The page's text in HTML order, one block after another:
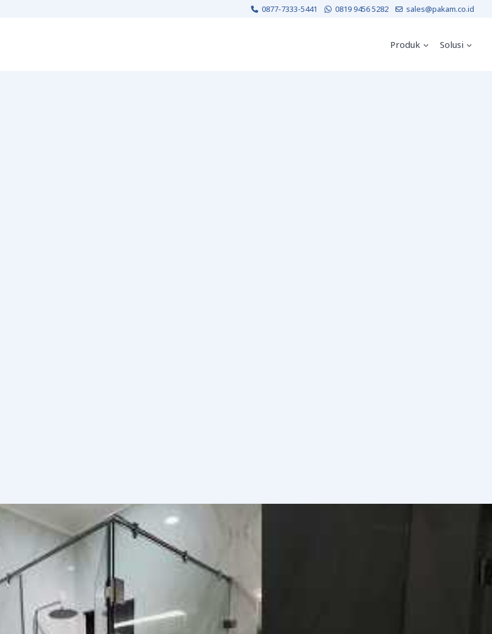
0877-7333-5441 0819 9456 5282 sales@pakam.co.id
Produk Solusi